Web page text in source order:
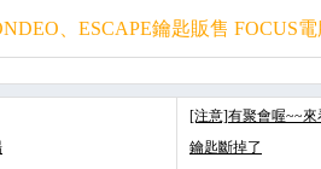
、ESCAPE鑰匙販售 FOCUS
[注意]有聚會喔~~來
鑰匙斷掉了